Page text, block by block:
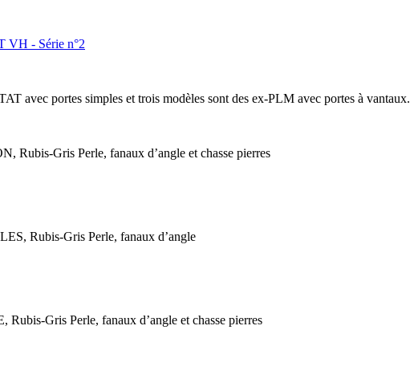
VH - Série n°2
avec portes simples et trois modèles sont des ex-PLM avec portes à vantaux.
Gris Perle, fanaux d’angle et chasse pierres
Rubis-Gris Perle, fanaux d’angle
Gris Perle, fanaux d’angle et chasse pierres